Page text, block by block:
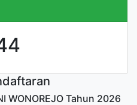
WONOREJO Tahun 2026